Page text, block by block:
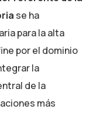
se ha
para la alta
por el dominio
la
de la
más